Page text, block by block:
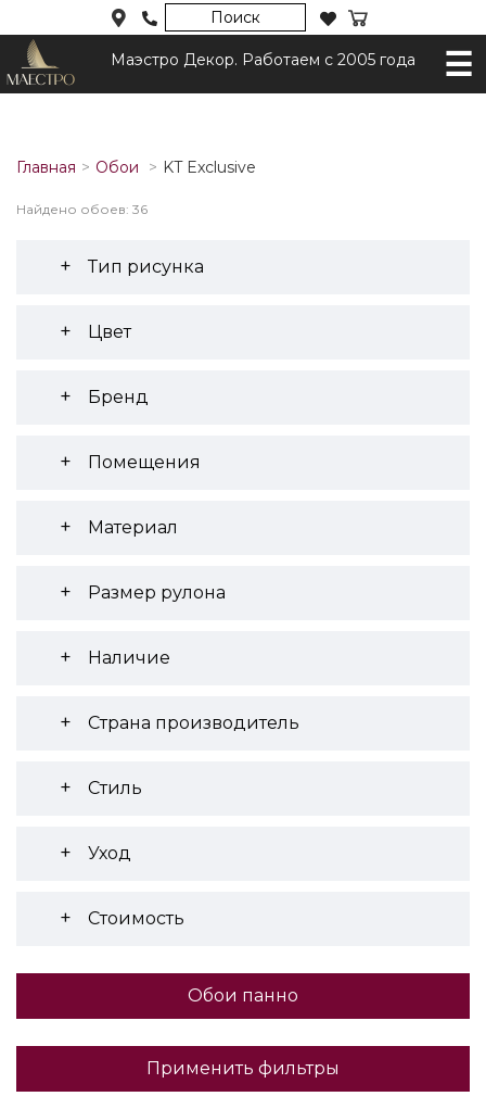
Поиск
Маэстро Декор. Работаем с 2005 года
Главная Обои KT Exclusive
Найдено обоев: 36
Тип рисунка
Цвет
Бренд
Помещения
Материал
Размер рулона
Наличие
Страна производитель
Стиль
Уход
Стоимость
Обои панно
Применить фильтры